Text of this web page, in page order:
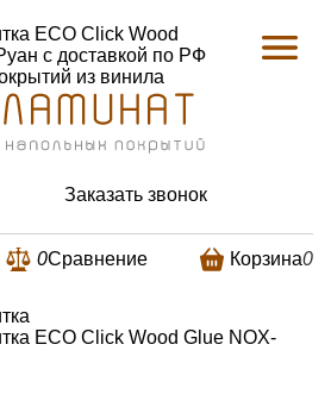
ECO Click Wood
с доставкой по РФ
из винила
Заказать звонок
0Сравнение Корзина0
ECO Click Wood Glue NOX-